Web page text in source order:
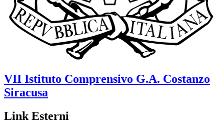
VII Istituto Comprensivo G.A. Costanzo
Siracusa
Link Esterni